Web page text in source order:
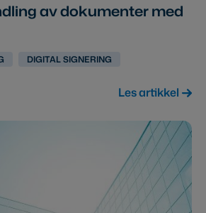
av dokumenter med
DIGITAL SIGNERING
Les artikkel